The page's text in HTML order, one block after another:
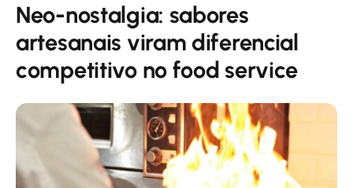
Neo-nostalgia: sabores
artesanais viram diferencial
competitivo no food service